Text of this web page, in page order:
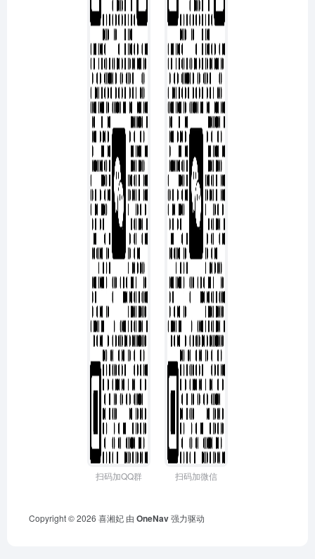
扫码加QQ群 扫码加微信
Copyright © 2026 喜湘妃 由 OneNav强力驱动